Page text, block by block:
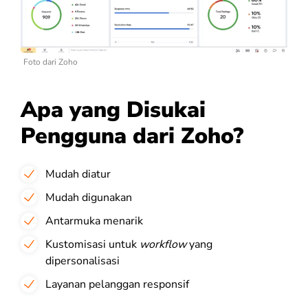
Foto dari Zoho
Apa yang Disukai
Pengguna dari Zoho?
Mudah diatur
Mudah digunakan
Antarmuka menarik
Kustomisasi untuk workflowyang
dipersonalisasi
Layanan pelanggan responsif